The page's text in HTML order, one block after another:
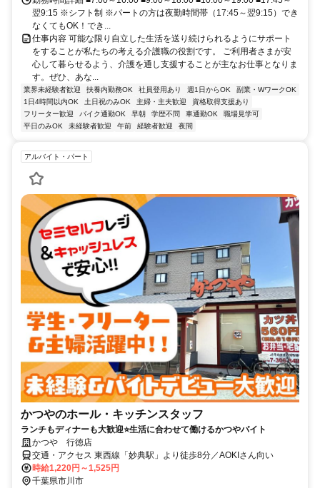
翌9:15 ※シフト制 ※パートの方は夜勤時間帯（17:45～翌9:15）でき
なくてもOK！でき...
仕事内容 可能な限り自立した生活を送り続けられるようにサポート
をすることが私たちの考える介護職の役割です。 ご利用者さまが安
心して暮らせるよう、介護を通し支援することが主なお仕事となりま
す。ぜひ、あな...
業界未経験者歓迎 扶養内勤務OK 社員登用あり 週1日からOK
副業・WワークOK
1日4時間以内OK
土日祝のみOK 主婦・主夫歓迎
資格取得支援あり
フリーター歓迎
バイク通勤OK 早朝 学歴不問 車通勤OK
職場見学可
平日のみOK
未経験者歓迎 午前 経験者歓迎 夜間
アルバイト・パート
かつやのホール・キッチンスタッフ
ランチもディナーも大歓迎⭐生活に合わせて働けるかつやバイト
かつや 行徳店
交通・アクセス 東西線「妙典駅」より徒歩8分／AOKIさん向い
時給1,220円～1,525円
千葉県市川市